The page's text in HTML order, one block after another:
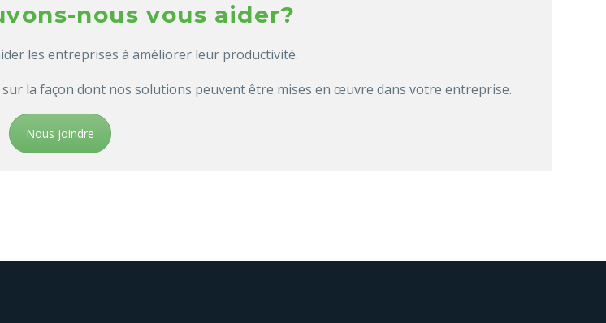
nous vous aider?
les entreprises à améliorer leur productivité.
la façon dont nos solutions peuvent être mises en œuvre dans votre entreprise.
Nous joindre